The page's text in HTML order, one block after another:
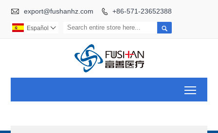
 export@fushanhz.com  +86-571-23652388

Español 